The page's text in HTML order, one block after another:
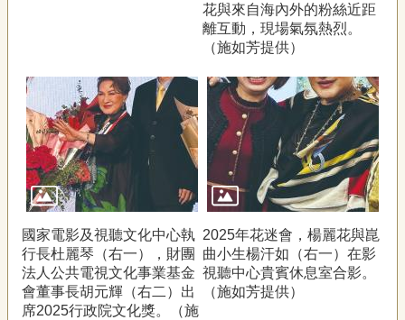
花與來自海內外的粉絲近距
離互動，現場氣氛熱烈。
（施如芳提供）
國家電影及視聽文化中心執
行長杜麗琴（右一），財團
法人公共電視文化事業基金
會董事長胡元輝（右二）出
席2025行政院文化獎。（施
2025年花迷會，楊麗花與崑
曲小生楊汗如（右一）在影
視聽中心貴賓休息室合影。
（施如芳提供）